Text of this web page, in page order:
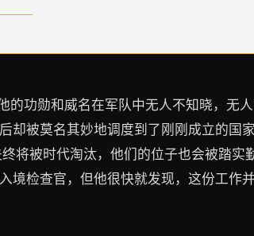
功勋和威名在军队中无人不知晓，无
却被莫名其妙地调度到了刚刚成立的国
将被时代淘汰，他们的位子也会被踏实
境检查官，但他很快就发现，这份工作